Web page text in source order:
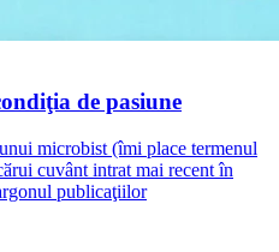
de pasiune
microbist (îmi place termenul
cuvânt intrat mai recent în
publicaţiilor